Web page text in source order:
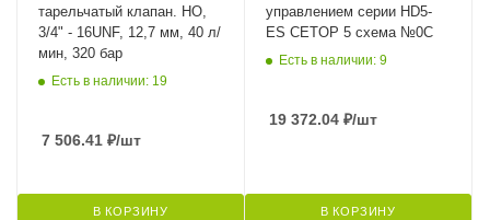
тарельчатый клапан. НО,
3/4" - 16UNF, 12,7 мм, 40 л/
мин, 320 бар
Есть в наличии: 19
7 506.41 ₽/шт
В КОРЗИНУ
управлением серии HD5-
ES CETOP 5 схема №0C
Есть в наличии: 9
19 372.04 ₽/шт
В КОРЗИНУ